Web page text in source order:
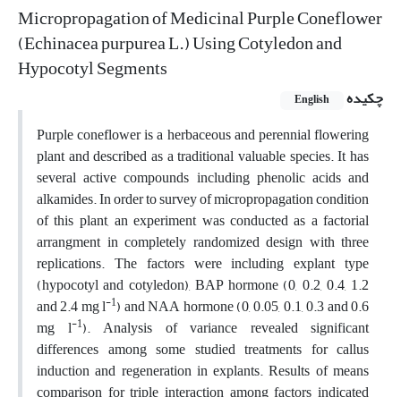
Micropropagation of Medicinal Purple Coneflower
(Echinacea purpurea L.) Using Cotyledon and
Hypocotyl Segments
چکیده English
Purple coneflower is a herbaceous and perennial flowering
plant and described as a traditional valuable species. It has
several active compounds including phenolic acids and
alkamides. In order to survey of micropropagation condition
of this plant, an experiment was conducted as a factorial
arrangment in completely randomized design with three
replications. The factors were including explant type
(hypocotyl and cotyledon), BAP hormone (0, 0.2, 0.4, 1.2
and 2.4 mg l-1) and NAA hormone (0, 0.05, 0.1, 0.3 and 0.6
mg l-1). Analysis of variance revealed significant
differences among some studied treatments for callus
induction and regeneration in explants. Results of means